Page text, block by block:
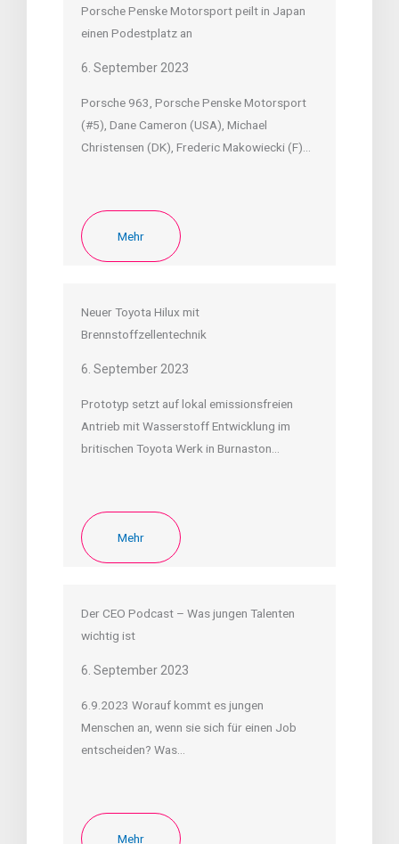
Porsche Penske Motorsport peilt in Japan
einen Podestplatz an
6. September 2023
Porsche 963, Porsche Penske Motorsport
(#5), Dane Cameron (USA), Michael
Christensen (DK), Frederic Makowiecki (F)…
Mehr
Neuer Toyota Hilux mit
Brennstoffzellentechnik
6. September 2023
Prototyp setzt auf lokal emissionsfreien
Antrieb mit Wasserstoff Entwicklung im
britischen Toyota Werk in Burnaston…
Mehr
Der CEO Podcast – Was jungen Talenten
wichtig ist
6. September 2023
6.9.2023 Worauf kommt es jungen
Menschen an, wenn sie sich für einen Job
entscheiden? Was…
Mehr